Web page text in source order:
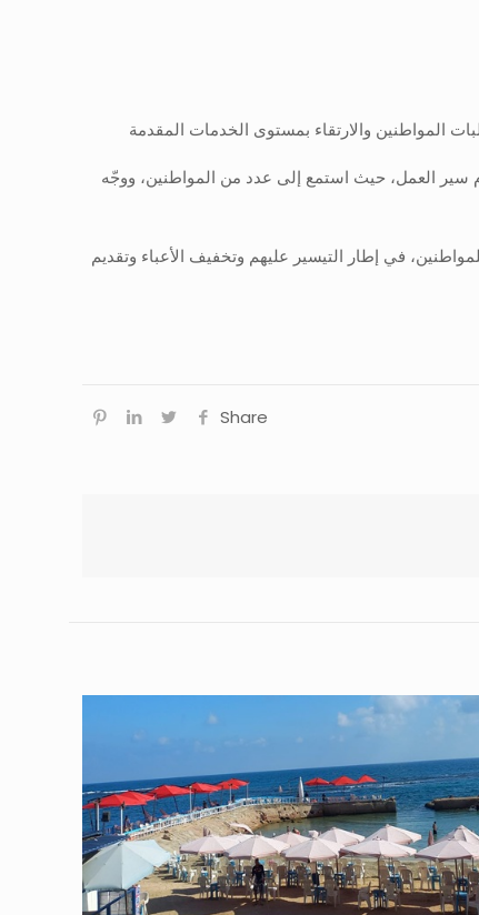
المواطنين والارتقاء بمستوى الخدمات المقدمة
سير العمل، حيث استمع إلى عدد من المواطنين، ووجّه
في إطار التيسير عليهم وتخفيف الأعباء وتقديم
Share